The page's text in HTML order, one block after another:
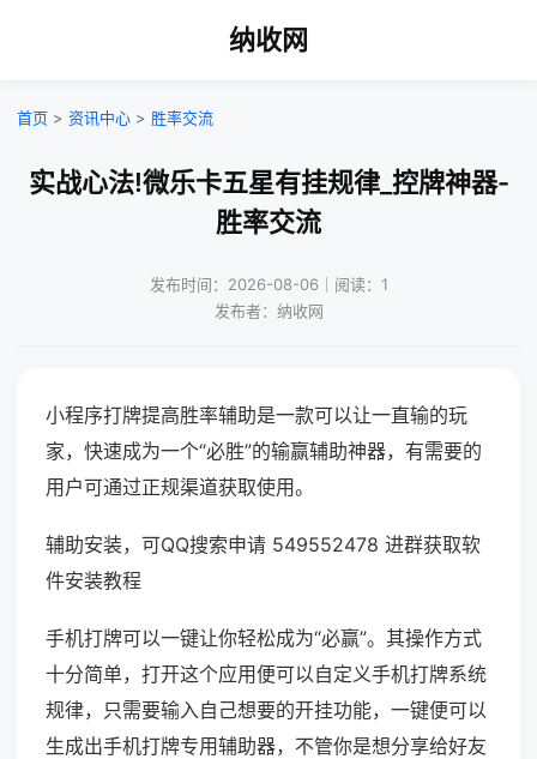
纳收网
首页 > 资讯中心 > 胜率交流
实战心法!微乐卡五星有挂规律_控牌神器-
胜率交流
发布时间：2026-08-06｜阅读：1
发布者：纳收网
小程序打牌提高胜率辅助是一款可以让一直输的玩
家，快速成为一个“必胜”的输赢辅助神器，有需要的
用户可通过正规渠道获取使用。
辅助安装，可QQ搜索申请 549552478 进群获取软
件安装教程
手机打牌可以一键让你轻松成为“必赢”。其操作方式
十分简单，打开这个应用便可以自定义手机打牌系统
规律，只需要输入自己想要的开挂功能，一键便可以
生成出手机打牌专用辅助器，不管你是想分享给好友